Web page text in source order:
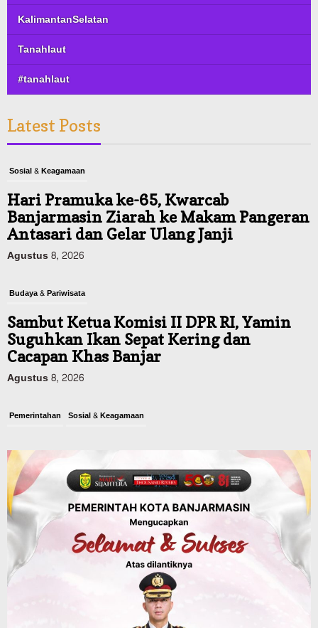
KalimantanSelatan
Tanahlaut
#tanahlaut
Latest Posts
Sosial & Keagamaan
Hari Pramuka ke-65, Kwarcab
Banjarmasin Ziarah ke Makam Pangeran
Antasari dan Gelar Ulang Janji
Agustus 8, 2026
Budaya & Pariwisata
Sambut Ketua Komisi II DPR RI, Yamin
Suguhkan Ikan Sepat Kering dan
Cacapan Khas Banjar
Agustus 8, 2026
Pemerintahan Sosial & Keagamaan
Digital, Target 30 Persen IKD Masih
Jauh, Komisi II DPR Turun Tangan
Agustus 7, 2026
Dinas PUPR Kalsel Headline Pembangunan
Jalan Veteran Km 5,5 Sungai Lulut
Dibuka Pasca Retak dan Amblas,
Angkutan Bertonase 6 Ton Lebih Tak
Diperbolehkan Melintas